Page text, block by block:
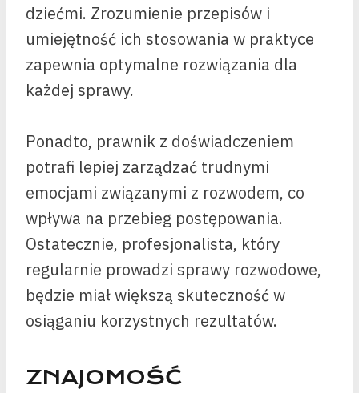
dziećmi. Zrozumienie przepisów i
umiejętność ich stosowania w praktyce
zapewnia optymalne rozwiązania dla
każdej sprawy.
Ponadto, prawnik z doświadczeniem
potrafi lepiej zarządzać trudnymi
emocjami związanymi z rozwodem, co
wpływa na przebieg postępowania.
Ostatecznie, profesjonalista, który
regularnie prowadzi sprawy rozwodowe,
będzie miał większą skuteczność w
osiąganiu korzystnych rezultatów.
ZNAJOMOŚĆ